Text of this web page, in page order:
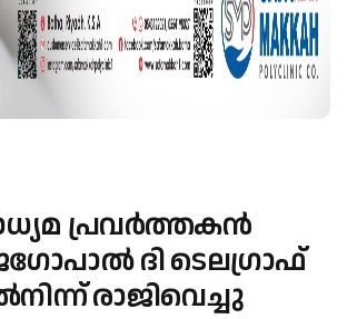
പ്രവർത്തകൻ
ദി ടെലഗ്രാഫ്
രാജിവെച്ചു